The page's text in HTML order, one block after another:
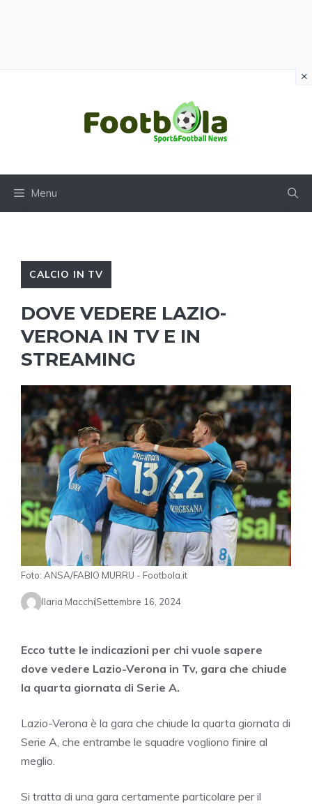
Menu
CALCIO IN TV
DOVE VEDERE LAZIO-
VERONA IN TV E IN
STREAMING
Foto: ANSA/FABIO MURRU - Footbola.it
Ilaria MacchiSettembre 16, 2024
Ecco tutte le indicazioni per chi vuole sapere
dove vedere Lazio-Verona in Tv, gara che chiude
la quarta giornata di Serie A.
Lazio-Verona è la gara che chiude la quarta giornata di
Serie A, che entrambe le squadre vogliono finire al
meglio.
Si tratta di una gara certamente particolare per il
×